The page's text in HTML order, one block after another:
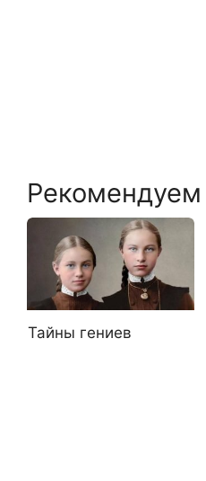
Рекомендуем
Тайны гениев